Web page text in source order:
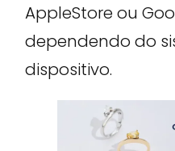
AppleStore ou
dependendo do
dispositivo.